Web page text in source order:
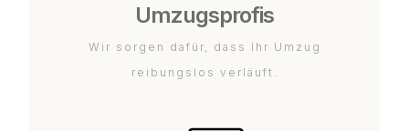
Umzugsprofis
Wir sorgen dafür, dass Ihr Umzug
reibungslos verläuft.